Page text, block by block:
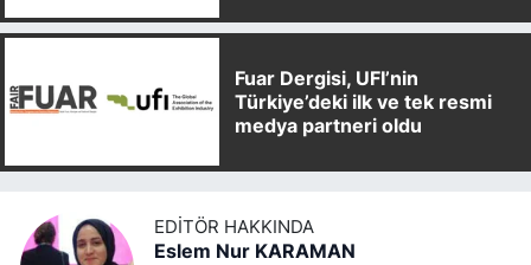
Fuar Dergisi, UFI’nin
Türkiye’deki ilk ve tek resmi
medya partneri oldu
EDITÖR HAKKINDA
Eslem Nur KARAMAN